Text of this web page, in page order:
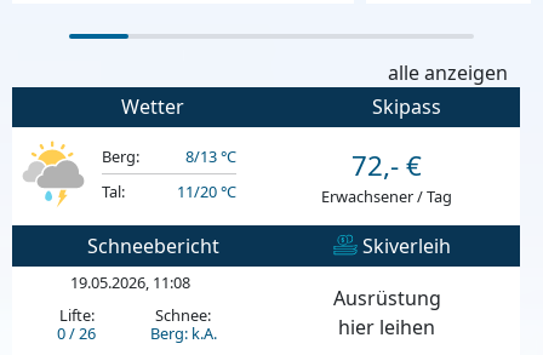
alle anzeigen
Wetter
Berg:
8/13 °C
Tal:
11/20 °C
Skipass
72,- €
Erwachsener / Tag
Schneebericht
19.05.2026, 11:08
Lifte:
0 / 26
Schnee:
Berg: k.A.
Skiverleih
Ausrüstung
hier leihen